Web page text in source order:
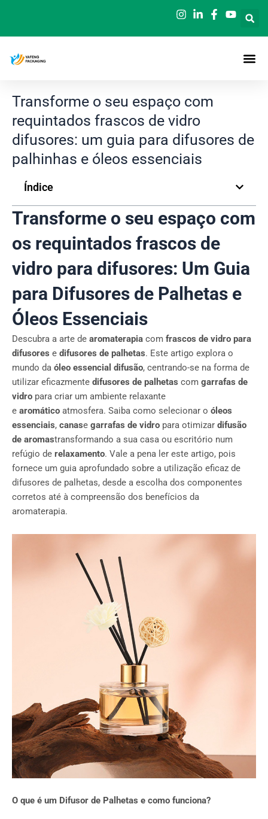
o
Transforme o seu espaço com
requintados frascos de vidro
difusores: um guia para difusores de
palhinhas e óleos essenciais
Índice
Transforme o seu espaço com
os requintados frascos de
vidro para difusores: Um Guia
para Difusores de Palhetas e
Óleos Essenciais
Descubra a arte de aromaterapia com frascos de vidro para
difusores e difusores de palhetas. Este artigo explora o
mundo da óleo essencial difusão, centrando-se na forma de
utilizar eficazmente difusores de palhetas com garrafas de
vidro para criar um ambiente relaxante
e aromático atmosfera. Saiba como selecionar o óleos
essenciais, canase garrafas de vidro para otimizar difusão
de aromastransformando a sua casa ou escritório num
refúgio de relaxamento. Vale a pena ler este artigo, pois
fornece um guia aprofundado sobre a utilização eficaz de
difusores de palhetas, desde a escolha dos componentes
corretos até à compreensão dos benefícios da
aromaterapia.
O que é um Difusor de Palhetas e como funciona?